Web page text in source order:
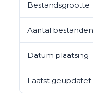
Bestandsgrootte
Aantal bestanden
Datum plaatsing
Laatst geüpdatet